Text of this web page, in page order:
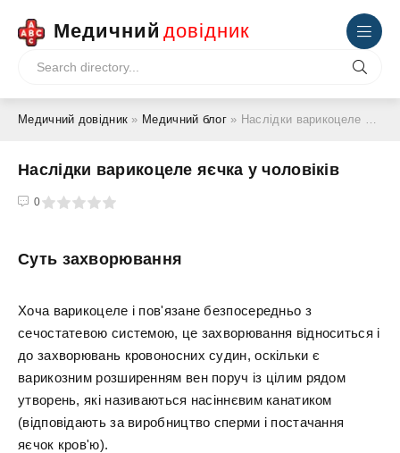
Медичний довідник
Медичний довідник » Медичний блог» Наслідки варикоцеле яєчка у чоловіків
Наслідки варикоцеле яєчка у чоловіків
0
5
Суть захворювання
Хоча варикоцеле і пов'язане безпосередньо з
сечостатевою системою, це захворювання відноситься і
до захворювань кровоносних судин, оскільки є
варикозним розширенням вен поруч із цілим рядом
утворень, які називаються насіннєвим канатиком
(відповідають за виробництво сперми і постачання
яєчок кров'ю).